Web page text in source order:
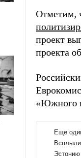
Отметим,
проект
проекта
«Южного